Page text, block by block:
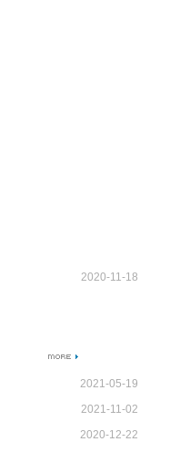
2020-11-18
2021-05-19
2021-11-02
2020-12-22